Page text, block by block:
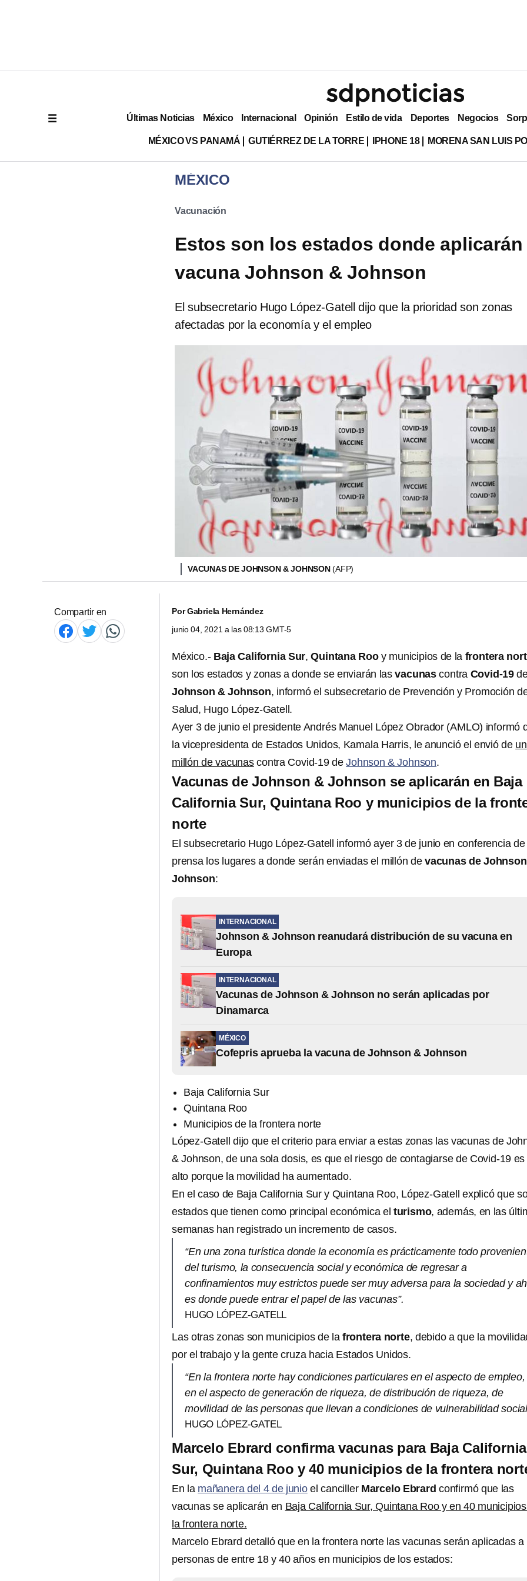
Últimas Noticias México Internacional Opinión Estilo de vida Deportes Negocios
MÉXICO VS PANAMÁ GUTIÉRREZ DE LA TORRE IPHONE 18 MORENA SAN LUIS
MÉXICO
Vacunación
Estos son los estados donde aplicarán
vacuna Johnson & Johnson
El subsecretario Hugo López-Gatell dijo que la prioridad son zonas
afectadas por la economía y el empleo
VACUNAS DE JOHNSON & JOHNSON(AFP)
Compartir en PorGabriela Hernández
junio 04, 2021 a las 08:13 GMT-5
México.-Baja California Sur,Quintana Rooy municipios de la frontera
son los estados y zonas a donde se enviarán lasvacunascontra Covid-19
Johnson & Johnson, informó el subsecretario de Prevención y Promoción
Salud, Hugo López-Gatell.
Ayer 3 de junio el presidente Andrés Manuel López Obrador (AMLO) informó
la vicepresidenta de Estados Unidos, Kamala Harris, le anunció el envió de un
millón de vacunascontra Covid-19 deJohnson & Johnson.
Vacunas de Johnson & Johnson se aplicarán en Baja
California Sur, Quintana Roo y municipios de la
norte
El subsecretario Hugo López-Gatell informó ayer 3 de junio en conferencia de
prensa los lugares a donde serán enviadas el millón de vacunas de
Johnson:
INTERNACIONAL
Johnson & Johnson reanudará distribución de su vacuna en
Europa
INTERNACIONAL
Vacunas de Johnson & Johnson no serán aplicadas por
Dinamarca
MÉXICO
Cofepris aprueba la vacuna de Johnson & Johnson
Baja California Sur
Quintana Roo
Municipios de la frontera norte
López-Gatell dijo que el criterio para enviar a estas zonas las vacunas de
& Johnson, de una sola dosis, es que el riesgo de contagiarse de Covid-19
alto porque la movilidad ha aumentado.
En el caso de Baja California Sur y Quintana Roo, López-Gatell explicó que
estados que tienen como principal económica el turismo, además, en las
semanas han registrado un incremento de casos.
“En una zona turística donde la economía es prácticamente todo
del turismo, la consecuencia social y económica de regresar a
confinamientos muy estrictos puede ser muy adversa para la sociedad y
es donde puede entrar el papel de las vacunas”.
HUGO LÓPEZ-GATELL
Las otras zonas son municipios de la frontera norte, debido a que la
por el trabajo y la gente cruza hacia Estados Unidos.
“En la frontera norte hay condiciones particulares en el aspecto de empleo,
en el aspecto de generación de riqueza, de distribución de riqueza, de
movilidad de las personas que llevan a condiciones de vulnerabilidad
HUGO LÓPEZ-GATEL
Marcelo Ebrard confirma vacunas para Baja California
Sur, Quintana Roo y 40 municipios de la frontera
En la mañanera del 4 de junioel canciller Marcelo Ebrard confirmó que las
vacunas se aplicarán en Baja California Sur, Quintana Roo y en 40
la frontera norte.
Marcelo Ebrard detalló que en la frontera norte las vacunas serán aplicadas a
personas de entre 18 y 40 años en municipios de los estados: